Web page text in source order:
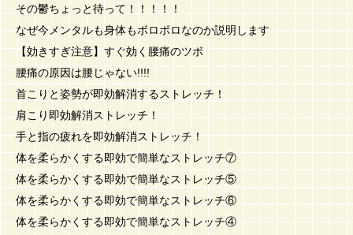
その鬱ちょっと待って！！！！！
なぜ今メンタルも身体もボロボロなのか説明します
【効きすぎ注意】すぐ効く腰痛のツボ
腰痛の原因は腰じゃない!!!!
首こりと姿勢が即効解消するストレッチ！
肩こり即効解消ストレッチ！
手と指の疲れを即効解消ストレッチ！
体を柔らかくする即効で簡単なストレッチ⑦
体を柔らかくする即効で簡単なストレッチ⑤
体を柔らかくする即効で簡単なストレッチ⑥
体を柔らかくする即効で簡単なストレッチ④